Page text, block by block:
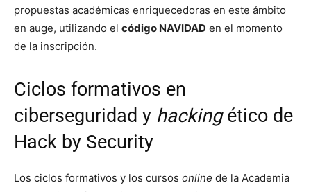
propuestas académicas enriquecedoras en este ámbito
en auge, utilizando el código NAVIDAD en el momento
de la inscripción.
Ciclos formativos en
ciberseguridad y hackingético de
Hack by Security
Los ciclos formativos y los cursos online de la Academia